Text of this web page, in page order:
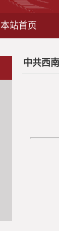
本站首页
中共西